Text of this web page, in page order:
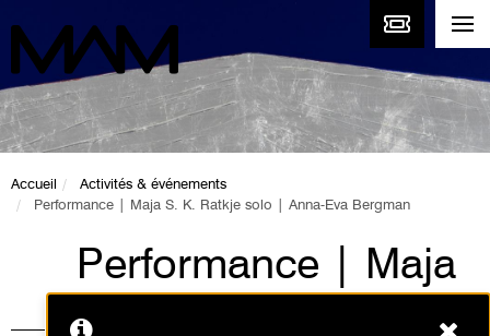
Accueil
Activités & événements
Performance | Maja S. K. Ratkje solo | Anna-Eva Bergman
Performance | Maja
S. K. Ratkje solo |